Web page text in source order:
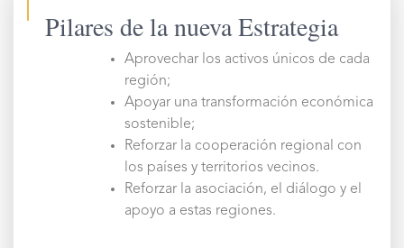
Pilares de la nueva Estrategia
Aprovechar los activos únicos de cada
región;
Apoyar una transformación económica
sostenible;
Reforzar la cooperación regional con
los países y territorios vecinos.
Reforzar la asociación, el diálogo y el
apoyo a estas regiones.